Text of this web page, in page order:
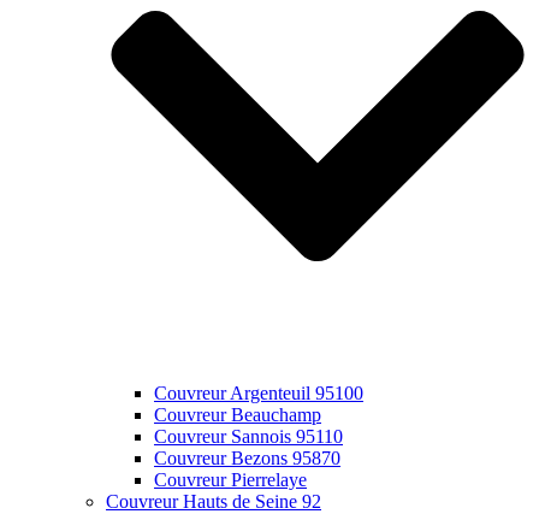
Couvreur Argenteuil 95100
Couvreur Beauchamp
Couvreur Sannois 95110
Couvreur Bezons 95870
Couvreur Pierrelaye
Couvreur Hauts de Seine 92